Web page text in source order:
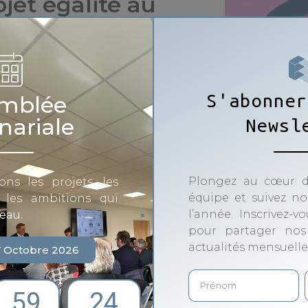
un projet ambitieux et
par des lycéennes de 2nde,
contre les stéréotypes de
plus qu’une simple initiative
motivées à ouvrir la
des métiers du numérique.
plus particulièrement des
choix d’orientation. À travers
les projets, les
les ambitions qui
Octobre 2026
Plongez au cœur
équipe et suivez
l’année. Inscrivez-
pour partager
actualités